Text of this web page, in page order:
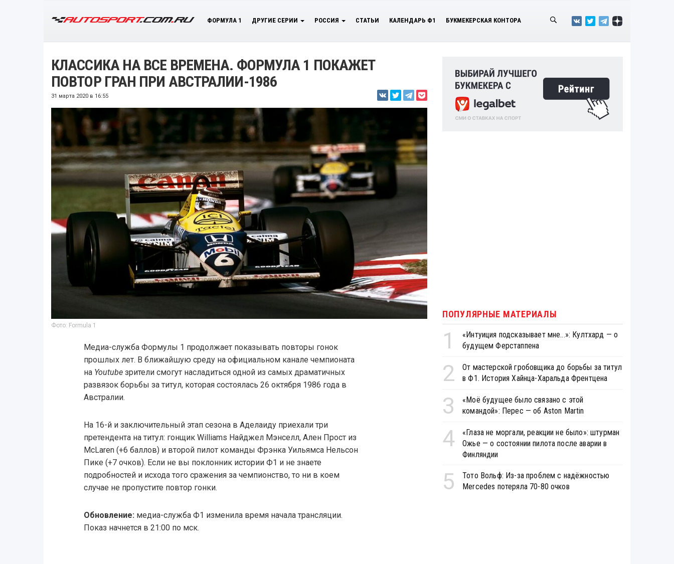
ФОРМУЛА 1 ДРУГИЕ СЕРИИ РОССИЯ СТАТЬИ КАЛЕНДАРЬ Ф1 БУКМЕКЕРСКАЯ КОНТОРА
КЛАССИКА НА ВСЕ ВРЕМЕНА. ФОРМУЛА 1 ПОКАЖЕТ
ПОВТОР ГРАН ПРИ АВСТРАЛИИ-1986
31 марта 2020 в 16:55
Фото: Formula 1
Медиа-служба Формулы 1 продолжает показывать повторы гонок
прошлых лет. В ближайшую среду на официальном канале чемпионата
на Youtubeзрители смогут насладиться одной из самых драматичных
развязок борьбы за титул, которая состоялась 26 октября 1986 года в
Австралии.
На 16-й и заключительный этап сезона в Аделаиду приехали три
претендента на титул: гонщик Williams Найджел Мэнселл, Ален Прост из
McLaren (+6 баллов) и второй пилот команды Фрэнка Уильямса Нельсон
Пике (+7 очков). Если не вы поклонник истории Ф1 и не знаете
подробностей и исхода того сражения за чемпионство, то ни в коем
случае не пропустите повтор гонки.
Обновление:медиа-служба Ф1 изменила время начала трансляции.
Показ начнется в 21:00 по мск.
ПОПУЛЯРНЫЕ МАТЕРИАЛЫ
1
«Интуиция подсказывает мне...»: Култхард — о
будущем Ферстаппена
2
От мастерской гробовщика до борьбы за титул
в Ф1. История Хайнца-Харальда Френтцена
3
«Моё будущее было связано с этой
командой»: Перес — об Aston Martin
4
«Глаза не моргали, реакции не было»: штурман
Ожье — о состоянии пилота после аварии в
Финляндии
5
Тото Вольф: Из-за проблем с надёжностью
Mercedes потеряла 70-80 очков